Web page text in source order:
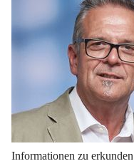
Informationen zu